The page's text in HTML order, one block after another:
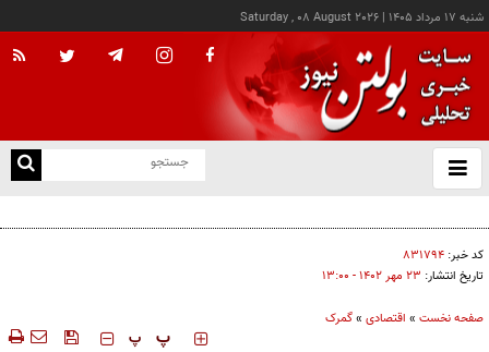
شنبه ۱۷ مرداد ۱۴۰۵ |
Saturday , 08 August 2026
باز
و
کد خبر: ۸۳۱۷۹۴
تاریخ انتشار: ۲۳ مهر ۱۴۰۲ - ۱۳:۰۰
صفحه نخست » اقتصادی »گمرک
‍‍‍ پ پ